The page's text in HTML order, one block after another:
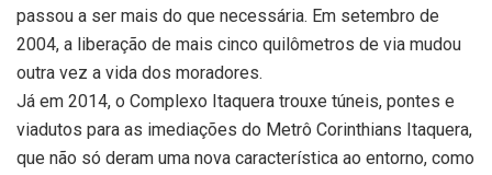
passou a ser mais do que necessária. Em setembro de
2004, a liberação de mais cinco quilômetros de via mudou
outra vez a vida dos moradores.
Já em 2014, o Complexo Itaquera trouxe túneis, pontes e
viadutos para as imediações do Metrô Corinthians Itaquera,
que não só deram uma nova característica ao entorno, como